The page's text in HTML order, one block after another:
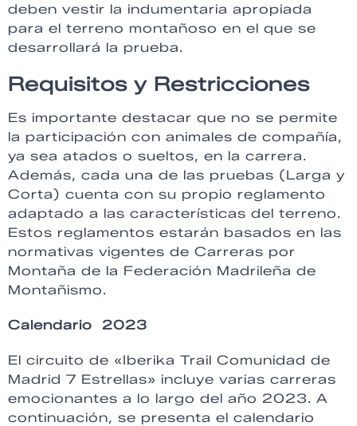
deben vestir la indumentaria apropiada
para el terreno montañoso en el que se
desarrollará la prueba.
Requisitos y Restricciones
Es importante destacar que no se permite
la participación con animales de compañía,
ya sea atados o sueltos, en la carrera.
Además, cada una de las pruebas (Larga y
Corta) cuenta con su propio reglamento
adaptado a las características del terreno.
Estos reglamentos estarán basados en las
normativas vigentes de Carreras por
Montaña de la Federación Madrileña de
Montañismo.
Calendario 2023
El circuito de «Iberika Trail Comunidad de
Madrid 7 Estrellas» incluye varias carreras
emocionantes a lo largo del año 2023. A
continuación, se presenta el calendario